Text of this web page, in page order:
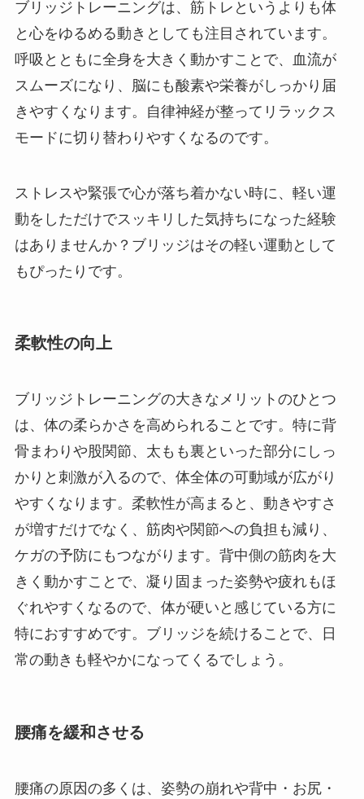
ブリッジトレーニングは、筋トレというよりも体
と心をゆるめる動きとしても注目されています。
呼吸とともに全身を大きく動かすことで、血流が
スムーズになり、脳にも酸素や栄養がしっかり届
きやすくなります。自律神経が整ってリラックス
モードに切り替わりやすくなるのです。
ストレスや緊張で心が落ち着かない時に、軽い運
動をしただけでスッキリした気持ちになった経験
はありませんか？ブリッジはその軽い運動として
もぴったりです。
柔軟性の向上
ブリッジトレーニングの大きなメリットのひとつ
は、体の柔らかさを高められることです。特に背
骨まわりや股関節、太もも裏といった部分にしっ
かりと刺激が入るので、体全体の可動域が広がり
やすくなります。柔軟性が高まると、動きやすさ
が増すだけでなく、筋肉や関節への負担も減り、
ケガの予防にもつながります。背中側の筋肉を大
きく動かすことで、凝り固まった姿勢や疲れもほ
ぐれやすくなるので、体が硬いと感じている方に
特におすすめです。ブリッジを続けることで、日
常の動きも軽やかになってくるでしょう。
腰痛を緩和させる
腰痛の原因の多くは、姿勢の崩れや背中・お尻・